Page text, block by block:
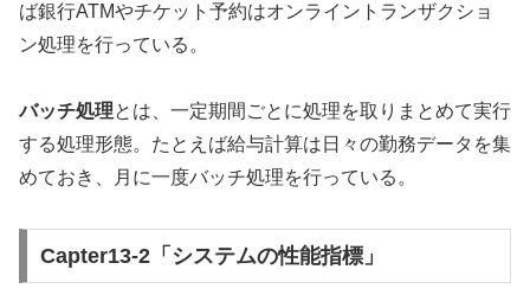
ば銀行ATMやチケット予約はオンライントランザクショ
ン処理を行っている。
バッチ処理とは、一定期間ごとに処理を取りまとめて実行
する処理形態。たとえば給与計算は日々の勤務データを集
めておき、月に一度バッチ処理を行っている。
Capter13-2「システムの性能指標」